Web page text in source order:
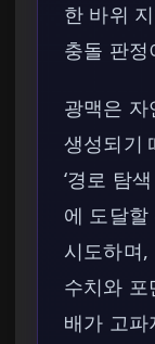
한 바위
충돌 판
광맥은 자
생성되기
‘경로 탐
에 도달할
시도하며,
수치와 포
배가 고